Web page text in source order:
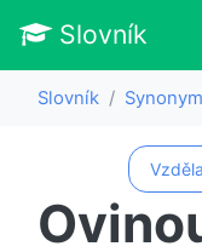
Slovník
Slovník